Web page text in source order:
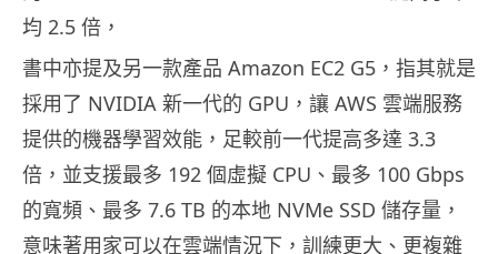
均 2.5 倍，
書中亦提及另一款產品 Amazon EC2 G5，指其就是
採用了 NVIDIA 新一代的 GPU，讓 AWS 雲端服務
提供的機器學習效能，足較前一代提高多達 3.3
倍，並支援最多 192 個虛擬 CPU、最多 100 Gbps
的寬頻、最多 7.6 TB 的本地 NVMe SSD 儲存量，
意味著用家可以在雲端情況下，訓練更大、更複雜